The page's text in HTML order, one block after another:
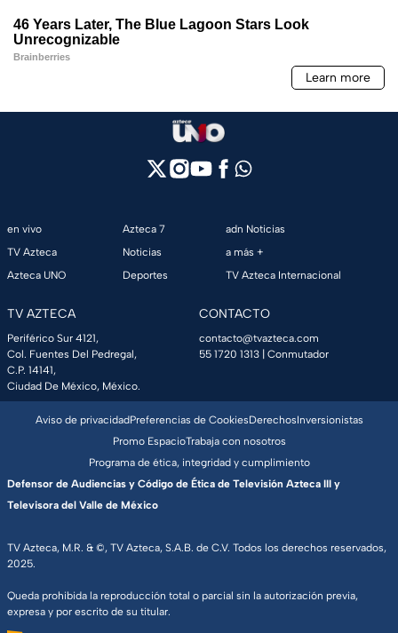
en vivo
TV Azteca
Azteca UNO
Azteca 7
Noticias
Deportes
adn Noticias
a más +
TV Azteca Internacional
TV AZTECA
Periférico Sur 4121,
Col. Fuentes Del Pedregal,
C.P. 14141,
Ciudad De México, México.
CONTACTO
contacto@tvazteca.com
55 1720 1313 | Conmutador
TV Azteca, M.R. & ©, TV Azteca, S.A.B. de C.V. Todos los derechos reservados,
2025.
Queda prohibida la reproducción total o parcial sin la autorización previa,
expresa y por escrito de su titular.
Aviso de privacidadPreferencias de CookiesDerechosInversionistas
Promo EspacioTrabaja con nosotros
Programa de ética, integridad y cumplimiento
Defensor de Audiencias y Código de Ética de Televisión Azteca III y
Televisora del Valle de México